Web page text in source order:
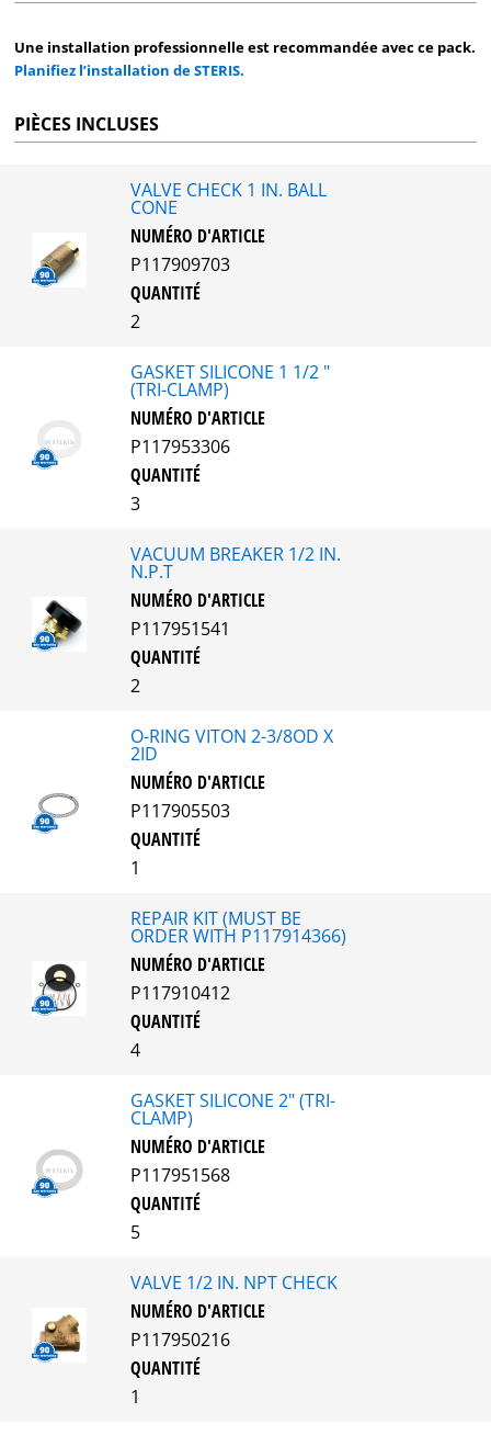
Une installation professionnelle est recommandée avec ce pack.
Planifiez l’installation de STERIS.
PIÈCES INCLUSES
VALVE CHECK 1 IN. BALL
CONE
NUMÉRO D'ARTICLE
P117909703
QUANTITÉ
2
GASKET SILICONE 1 1/2 "
(TRI-CLAMP)
NUMÉRO D'ARTICLE
P117953306
QUANTITÉ
3
VACUUM BREAKER 1/2 IN.
N.P.T
NUMÉRO D'ARTICLE
P117951541
QUANTITÉ
2
O-RING VITON 2-3/8OD X
2ID
NUMÉRO D'ARTICLE
P117905503
QUANTITÉ
1
REPAIR KIT (MUST BE
ORDER WITH P117914366)
NUMÉRO D'ARTICLE
P117910412
QUANTITÉ
4
GASKET SILICONE 2" (TRI-
CLAMP)
NUMÉRO D'ARTICLE
P117951568
QUANTITÉ
5
VALVE 1/2 IN. NPT CHECK
NUMÉRO D'ARTICLE
P117950216
QUANTITÉ
1